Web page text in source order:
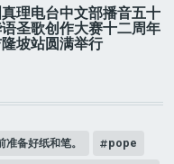
真理电台中文部播音五十
圣歌创作大赛十二周年
坡站圆满举行
备好纸和笔。 pope